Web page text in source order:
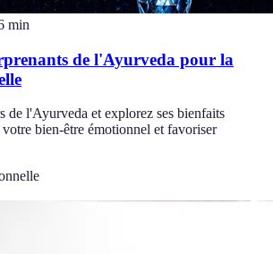
min
de l'Ayurveda pour la
de l'Ayurveda et explorez ses bienfaits
bien-être émotionnel et favoriser